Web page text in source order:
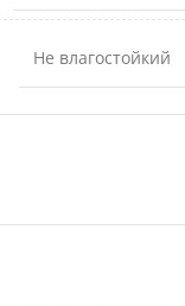
Не влагостойкий